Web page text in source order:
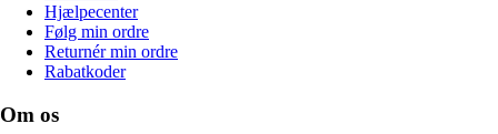
Hjælpecenter
Følg min ordre
Returnér min ordre
Rabatkoder
Om os